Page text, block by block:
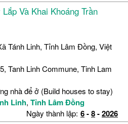
Và Khai Khoáng Trần
Tánh Linh, Tỉnh Lâm Đồng, Việt
Tanh Linh Commune, Tinh Lam
nhà để ở (Build houses to stay)
Linh, Tỉnh Lâm Đồng
Ngày thành lập: 6-8-2026